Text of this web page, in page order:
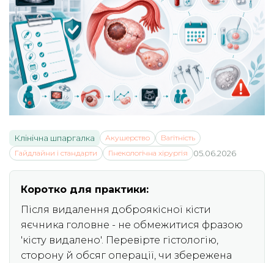
Клінічна шпаргалка Акушерство
Вагітність
Гайдлайни і стандарти
Гінекологічна хірургія 05.06.2026
Коротко для практики:
Після видалення доброякісної кісти
яєчника головне - не обмежитися фразою
'кісту видалено'. Перевірте гістологію,
сторону й обсяг операції, чи збережена